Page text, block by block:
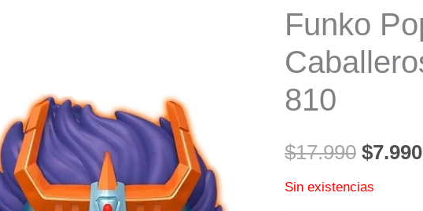
Funko
810
$17.990
era:
$7.990
Sin existencias